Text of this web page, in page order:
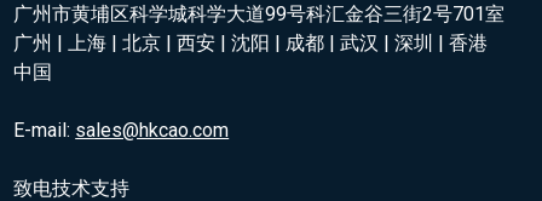
广州市黄埔区科学城科学大道99号科汇金谷三街2号701室
广州 | 上海 | 北京 | 西安 | 沈阳 | 成都 | 武汉 | 深圳 | 香港
中国
E-mail: sales@hkcao.com
致电技术支持